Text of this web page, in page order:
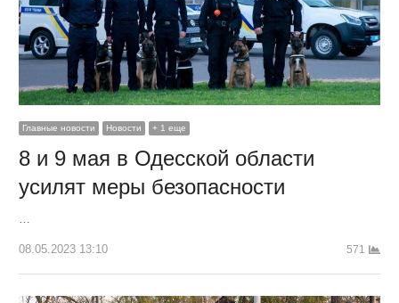
Главные новости Новости + 1 еще
8 и 9 мая в Одесской области
усилят меры безопасности
…
08.05.2023 13:10 571